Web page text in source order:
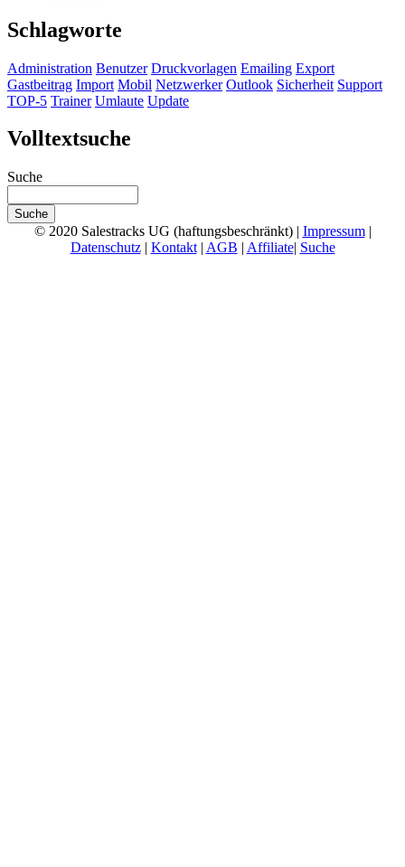
Schlagworte
Administration Benutzer Druckvorlagen Emailing Export
Gastbeitrag Import Mobil Netzwerker Outlook Sicherheit Support
TOP-5 Trainer Umlaute Update
Volltextsuche
Suche
© 2020 Salestracks UG (haftungsbeschränkt) | Impressum|
Datenschutz| Kontakt| AGB | Affiliate| Suche